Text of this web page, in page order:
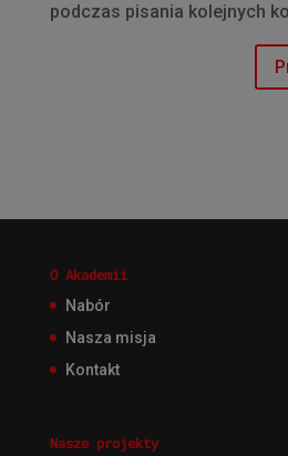
podczas pisania kolejnych
O Akademii
Nabór
Nasza misja
Kontakt
Nasze projekty